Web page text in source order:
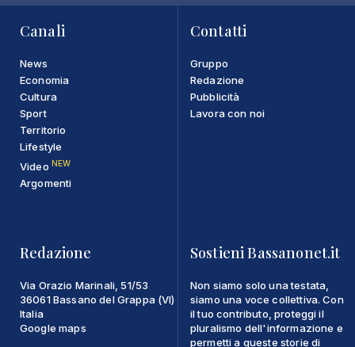
Canali
News
Economia
Cultura
Sport
Territorio
Lifestyle
Video NEW
Argomenti
Contatti
Gruppo
Redazione
Pubblicità
Lavora con noi
Redazione
Via Orazio Marinali, 51/53
36061 Bassano del Grappa (VI)
Italia
Google maps
Sostieni Bassanonet.it
Non siamo solo una testata,
siamo una voce collettiva. Con
il tuo contributo, proteggi il
pluralismo dell'informazione e
permetti a queste storie di